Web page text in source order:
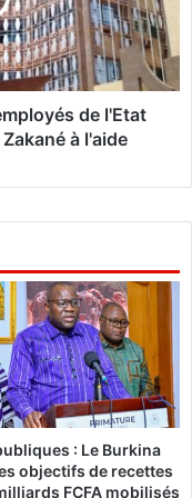
de l'Etat
à l'aide
: Le Burkina
objectifs de recettes
FCFA mobilisés